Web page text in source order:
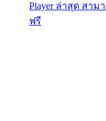
Player ล่าสุด สาม
ฟรี